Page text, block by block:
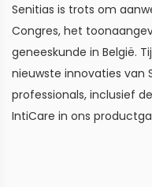
Senitias is trots om
Congres, het
geneeskunde in België.
nieuwste innovaties van
professionals, inclusief
IntiCare in ons